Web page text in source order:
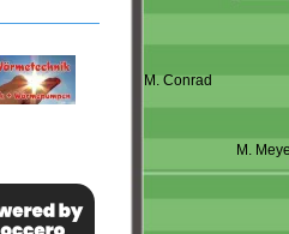
M. Conrad
M.